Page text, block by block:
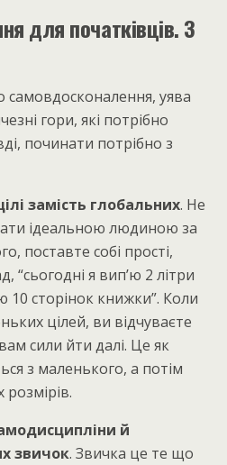
для початківців. З
уява
гори, які потрібно
починати потрібно з
замість глобальних. Не
ідеальною людиною за
поставте собі прості,
“сьогодні я вип’ю 2 літри
10 сторінок книжки”. Коли
цілей, ви відчуваєте
сили йти далі. Це як
з маленького, а потім
й
звичок. Звичка це те що